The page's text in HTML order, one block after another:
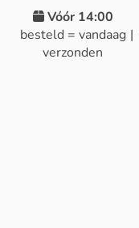
Vóór 14:00
besteld = vandaag
verzonden
|